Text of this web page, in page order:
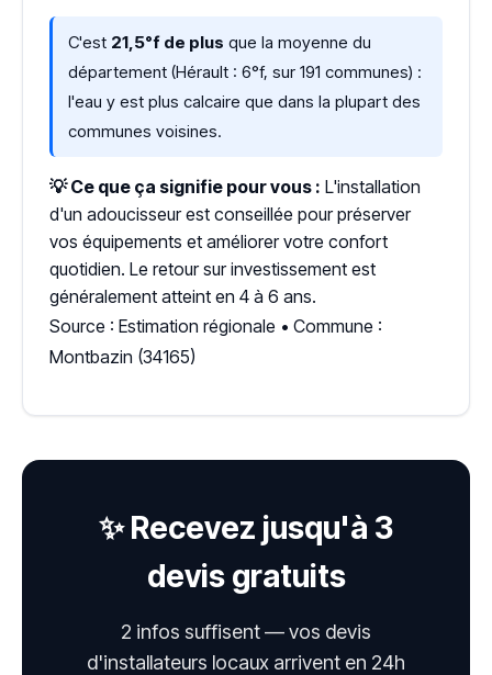
C'est 21,5°f de plus que la moyenne du
département (Hérault : 6°f, sur 191 communes) :
l'eau y est plus calcaire que dans la plupart des
communes voisines.
💡 Ce que ça signifie pour vous : L'installation
d'un adoucisseur est conseillée pour préserver
vos équipements et améliorer votre confort
quotidien. Le retour sur investissement est
généralement atteint en 4 à 6 ans.
Source : Estimation régionale • Commune :
Montbazin (34165)
✨ Recevez jusqu'à 3
devis gratuits
2 infos suffisent — vos devis
d'installateurs locaux arrivent en 24h